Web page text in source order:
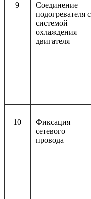
9
Соединение
подогревателя с
системой
охлаждения
двигателя
10
Фиксация
сетевого
провода